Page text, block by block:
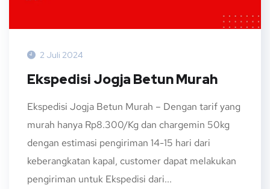
2 Juli 2024
Ekspedisi Jogja Betun Murah
Ekspedisi Jogja Betun Murah – Dengan tarif yang
murah hanya Rp8.300/Kg dan chargemin 50kg
dengan estimasi pengiriman 14-15 hari dari
keberangkatan kapal, customer dapat melakukan
pengiriman untuk Ekspedisi dari...